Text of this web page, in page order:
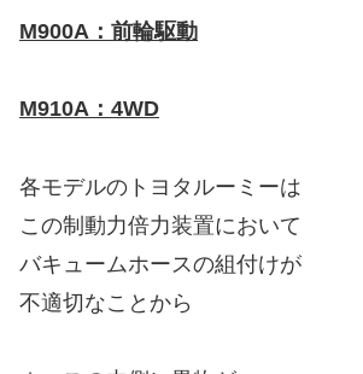
M900A：前輪駆動
M910A：4WD
各モデルのトヨタルーミーは
この制動力倍力装置において
バキュームホースの組付けが
不適切なことから